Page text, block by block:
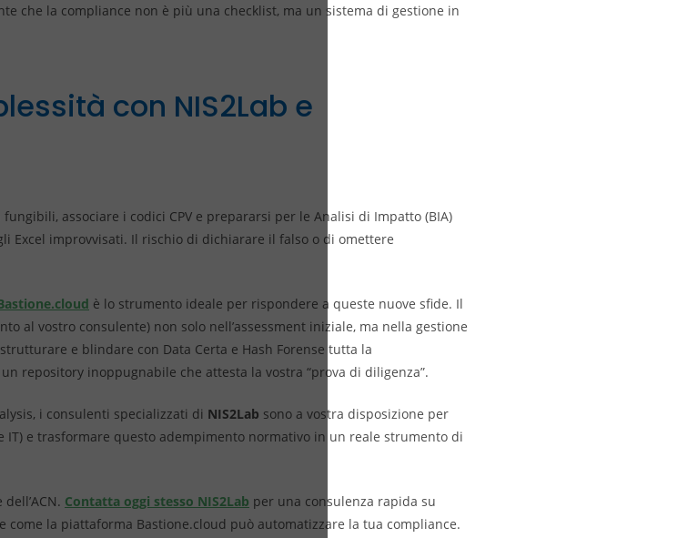
che la compliance non è più una checklist, ma un sistema di gestione in
con NIS2Lab e
associare i codici CPV e prepararsi per le Analisi di Impatto (BIA)
Excel improvvisati. Il rischio di dichiarare il falso o di omettere
è lo strumento ideale per rispondere a queste nuove sfide. Il
al vostro consulente) non solo nell’assessment iniziale, ma nella gestione
e blindare con Data Certa e Hash Forense tutta la
repository inoppugnabile che attesta la vostra “prova di diligenza”.
i consulenti specializzati di NIS2Lab sono a vostra disposizione per
e trasformare questo adempimento normativo in un reale strumento di
Contatta oggi stesso NIS2Lab per una consulenza rapida su
la piattaforma Bastione.cloud può automatizzare la tua compliance.